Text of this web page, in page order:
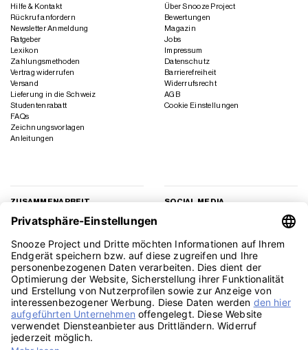
Hilfe & Kontakt
Rückruf anfordern
Newsletter Anmeldung
Ratgeber
Lexikon
Zahlungsmethoden
Vertrag widerrufen
Versand
Lieferung in die Schweiz
Studentenrabatt
FAQs
Zeichnungsvorlagen
Anleitungen
Über Snooze Project
Bewertungen
Magazin
Jobs
Impressum
Datenschutz
Barrierefreiheit
Widerrufsrecht
AGB
Cookie Einstellungen
ZUSAMMENARBEIT
Geschäftskunden
Presse
Affiliate Marketing
SOCIAL MEDIA
TikTok
YouTube
Pinterest
LinkedIn